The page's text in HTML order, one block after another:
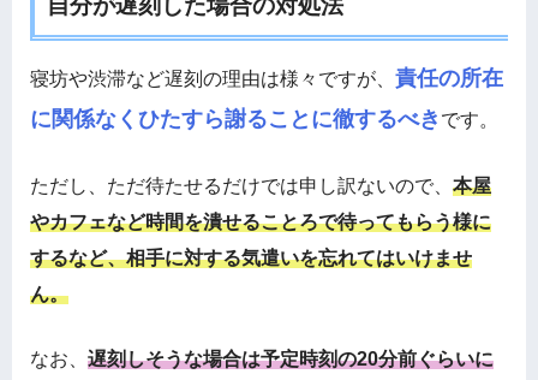
自分が遅刻した場合の対処法
寝坊や渋滞など遅刻の理由は様々ですが、 責任の所在
に関係なくひたすら謝ることに徹するべき です。
ただし、ただ待たせるだけでは申し訳ないので、 本屋
やカフェなど時間を潰せることろで待ってもらう様に
するなど、相手に対する気遣いを忘れてはいけませ
ん。
なお、 遅刻しそうな場合は予定時刻の20分前ぐらいに